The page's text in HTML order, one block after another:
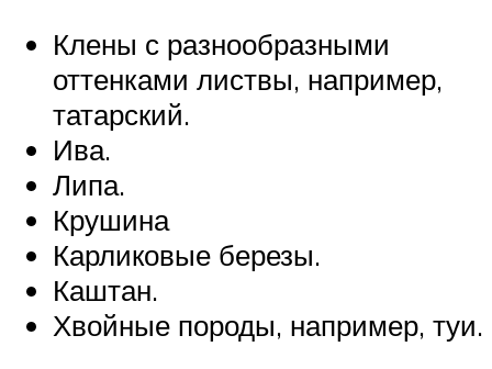
Клены с разнообразными
оттенками листвы, например,
татарский.
Ива.
Липа.
Крушина
Карликовые березы.
Каштан.
Хвойные породы, например, туи.